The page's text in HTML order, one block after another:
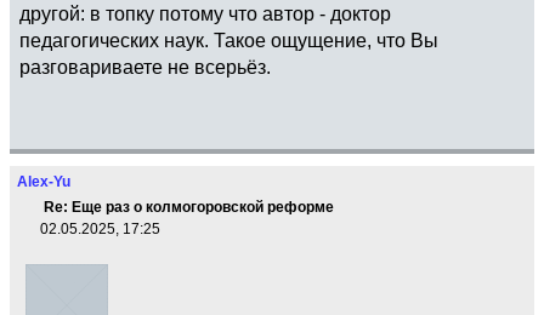
другой: в топку потому что автор - доктор
педагогических наук. Такое ощущение, что Вы
разговариваете не всерьёз.
Alex-Yu
Re: Еще раз о колмогоровской реформе
02.05.2025, 17:25